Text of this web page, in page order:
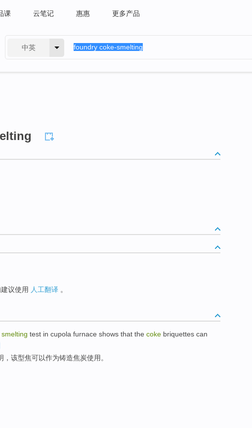
课 云笔记 惠惠 更多产品
中英
议使用 人工翻译 。
smelting test in cupola furnace shows that the coke briquettes can
， 该型焦可以作为铸造焦炭使用。